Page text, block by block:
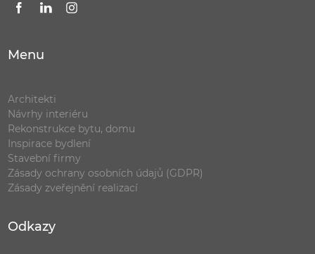
Menu
Architekti
Návrhy interiéru
Rekonstrukce bytu, domu
Inspirace bydlení
Stavební firmy
Zásady ochrany osobních údajů (GDPR)
Zásady zveřejnění realizací
Odkazy